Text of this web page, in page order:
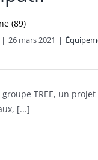
(89)
| 26 mars 2021 |
groupe TREE, un
[...]